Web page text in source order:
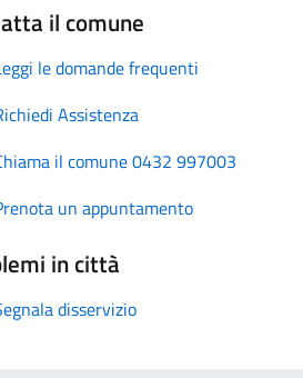
il comune
le domande frequenti
Assistenza
il comune 0432 997003
un appuntamento
in città
disservizio